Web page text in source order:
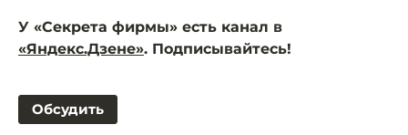
У «Секрета фирмы» есть канал в
«Яндекс.Дзене». Подписывайтесь!
Обсудить